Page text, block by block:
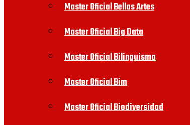
Master Oficial Bellas Artes
Master Oficial Big Data
Master Oficial Bilinguismo
Master Oficial Bim
Master Oficial Biodiversidad